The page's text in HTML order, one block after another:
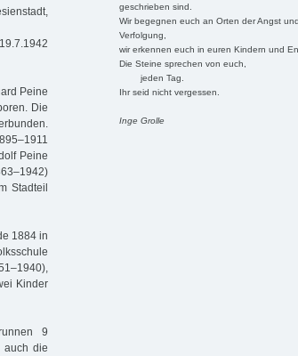
geschrieben sind.
Wir begegnen euch an Orten der Angst und
Verfolgung,
wir erkennen euch in euren Kindern und
Die Steine sprechen von euch,
jeden Tag.
Ihr seid nicht vergessen.
Inge Grolle
Peine
Die
Peine
Stadteil
1884 in
Kinder
9
auch die